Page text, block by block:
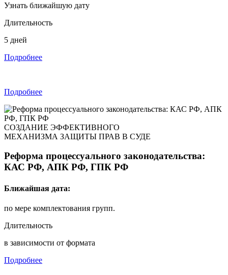
Узнать ближайшую дату
Длительность
5 дней
Подробнее
Подробнее
СОЗДАНИЕ ЭФФЕКТИВНОГО
МЕХАНИЗМА ЗАЩИТЫ ПРАВ В СУДЕ
Реформа процессуального законодательства:
КАС РФ, АПК РФ, ГПК РФ
Ближайшая дата:
по мере комплектования групп.
Длительность
в зависимости от формата
Подробнее